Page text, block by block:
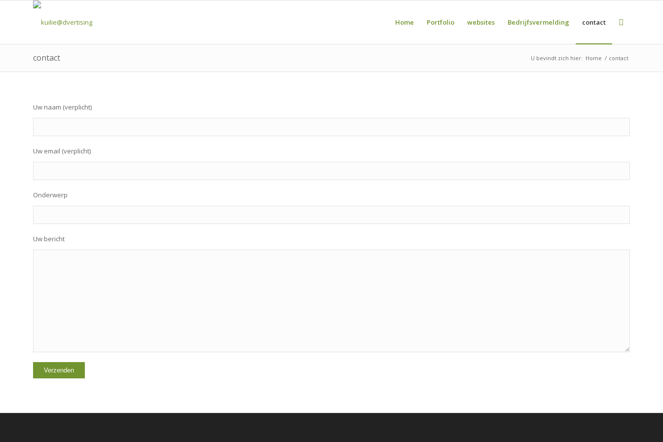
Home Portfolio websites Bedrijfsvermelding contact
contact U bevindt zich hier: Home / contact
Uw naam (verplicht)
Uw email (verplicht)
Onderwerp
Uw bericht